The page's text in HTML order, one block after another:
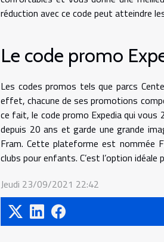
réduction avec ce code peut atteindre
Le code promo
Les codes promos tels que parcs
effet, chacune de ses promotions
ce fait, le code promo Expedia qui
depuis 20 ans et garde une grande
Fram. Cette plateforme est nommée
clubs pour enfants. C’est l’option idéale
Jeudi 23/09/2021 22:42